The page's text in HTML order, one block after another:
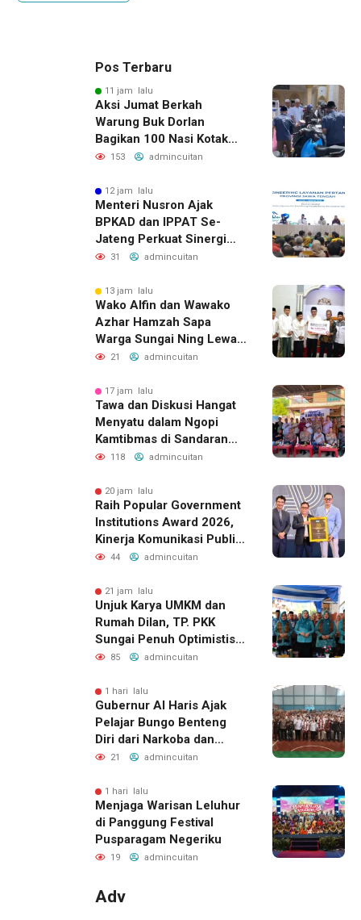
Pos Terbaru
11 jam lalu
Aksi Jumat Berkah
Warung Buk Dorlan
Bagikan 100 Nasi Kotak
dan Jus Gratis
153 admincuitan
12 jam lalu
Menteri Nusron Ajak
BPKAD dan IPPAT Se-
Jateng Perkuat Sinergi
Wujudkan Transformasi
31 admincuitan
13 jam lalu
Wako Alfin dan Wawako
Azhar Hamzah Sapa
Warga Sungai Ning Lewat
Safari Jumat
21 admincuitan
17 jam lalu
Tawa dan Diskusi Hangat
Menyatu dalam Ngopi
Kamtibmas di Sandaran
Galeh
118 admincuitan
20 jam lalu
Raih Popular Government
Institutions Award 2026,
Kinerja Komunikasi Publik
Kementerian ATR/BPN
44 admincuitan
21 jam lalu
Unjuk Karya UMKM dan
Rumah Dilan, TP. PKK
Sungai Penuh Optimistis
Raih Juara di Tingkat
85 admincuitan
1 hari lalu
Gubernur Al Haris Ajak
Pelajar Bungo Benteng
Diri dari Narkoba dan
Judol
21 admincuitan
1 hari lalu
Menjaga Warisan Leluhur
di Panggung Festival
Pusparagam Negeriku
19 admincuitan
Adv